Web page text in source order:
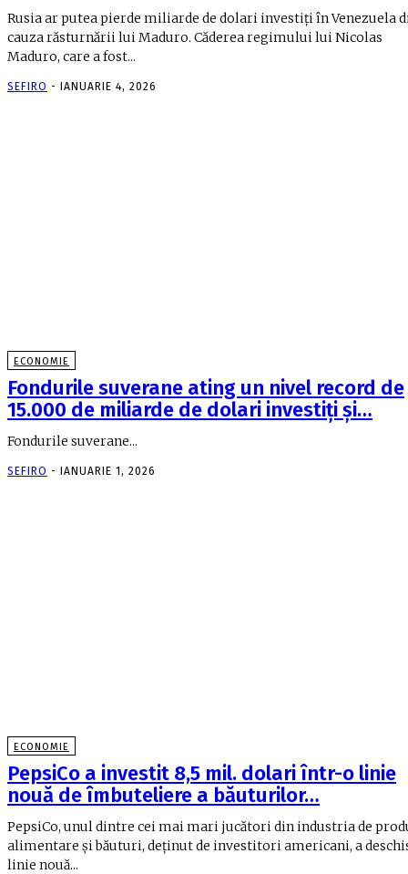
Rusia ar putea pierde miliarde de dolari investiți în Venezuela
cauza răsturnării lui Maduro. Căderea regimului lui Nicolas
Maduro, care a fost...
SEFIRO - IANUARIE 4, 2026
ECONOMIE
Fondurile suverane ating un nivel record de
15.000 de miliarde de dolari investiţi şi…
Fondurile suverane...
SEFIRO - IANUARIE 1, 2026
ECONOMIE
PepsiCo a investit 8,5 mil. dolari într-o linie
nouă de îmbuteliere a băuturilor…
PepsiCo, unul dintre cei mai mari jucători din industria de
ali­men­tare şi băuturi, deţinut de investi­tori americani, a
linie nouă...